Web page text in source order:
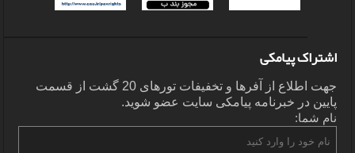
اشتراک پیامکی
جهت اطلاع از آفرها و تخفیفات تورهای 20 گشت از قسمت
پایین در خبرنامه پیامکی سایت عضو شوید.
نام شما: